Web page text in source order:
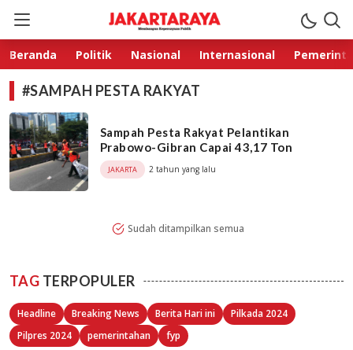
Jakarta Raya
Membangun Kepercayaan Publik
Beranda Politik Nasional Internasional
#SAMPAH PESTA RAKYAT
Sampah Pesta Rakyat Pelantikan
Prabowo-Gibran Capai 43,17 Ton
JAKARTA 2 tahun yang lalu
Sudah ditampilkan semua
TAG TERPOPULER
Headline Breaking News Berita Hari ini
Pilkada 2024
Pilpres 2024
pemerintahan fyp